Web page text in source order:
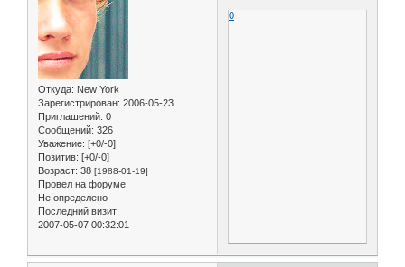
Откуда: New York
Зарегистрирован: 2006-05-23
Приглашений: 0
Сообщений: 326
Уважение: [+0/-0]
Позитив: [+0/-0]
Возраст: 38 [1988-01-19]
Провел на форуме:
Не определено
Последний визит:
2007-05-07 00:32:01
0